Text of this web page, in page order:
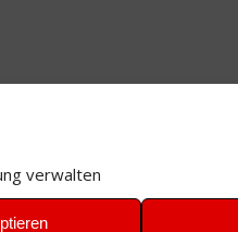
verwalten